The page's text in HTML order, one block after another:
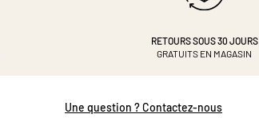
RETOURS SOUS 30 JOURS
GRATUITS EN MAGASIN
Une question ? Contactez-nous